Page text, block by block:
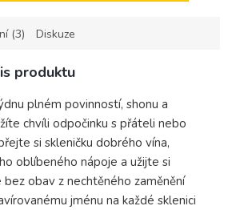
(3) Diskuze
produktu
plném povinností, shonu a
chvíli odpočinku s přáteli nebo
si skleničku dobrého vína,
oblíbeného nápoje a užijte si
obav z nechtěného zaměnění
jménu na každé sklenici